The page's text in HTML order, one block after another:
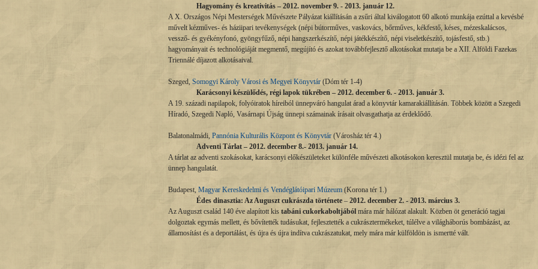
Hagyomány és kreativitás –2012. november 9. - 2013. január 12.
A X. Országos Népi Mesterségek Művészete Pályázat kiállításán a zsűri által kiválogatott 60 alkotó munkája ezúttal a kevésbé
művelt kézműves- és háziipari tevékenységek (népi bútorműves, vaskovács, bőrműves, kékfestő, késes, mézeskalácsos,
vessző- és gyékényfonó, gyöngyfűző, népi hangszerkészítő, népi játékkészítő, népi viseletkészítő, tojásfestő, stb.)
hagyományait és technológiáját megmentő, megújító és azokat továbbfejlesztő alkotásokat mutatja be a XII. Alföldi Fazekas
Triennálé díjazott alkotásaival.
Szeged, Somogyi Károly Városi és Megyei Könyvtár (Dóm tér 1-4)
Karácsonyi készülődés, régi lapok tükrében – 2012. december 6. - 2013. január 3.
A 19. századi napilapok, folyóiratok híreiból ünnepváró hangulat árad a könyvtár kamarakiállításán. Többek között a Szegedi
Híradó, Szegedi Napló, Vasárnapi Újság ünnepi számainak írásait olvasgathatja az érdeklődő.
Balatonalmádi, Pannónia Kulturális Központ és Könyvtár (Városház tér 4.)
Adventi Tárlat – 2012. december 8.- 2013. január 14.
A tárlat az adventi szokásokat, karácsonyi előkészületeket különféle művészeti alkotásokon keresztül mutatja be, és idézi fel az
ünnep hangulatát.
Budapest, Magyar Kereskedelmi és Vendéglátóipari Múzeum (Korona tér 1.)
Édes dinasztia: Az Auguszt cukrászda története– 2012. december 2. - 2013. március 3.
Az Auguszt család 140 éve alapított kis tabáni cukorkaboltjából mára már hálózat alakult. Közben öt generáció tagjai
dolgoztak egymás mellett, és bővítették tudásukat, fejlesztették a cukrásztermékeket, túlélve a világháborús bombázást, az
államosítást és a deportálást, és újra és újra indítva cukrászatukat, mely mára már külföldön is ismertté vált.